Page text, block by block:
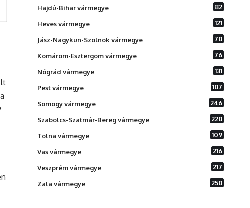
Hajdú-Bihar vármegye 82
Heves vármegye 121
Jász-Nagykun-Szolnok vármegye 78
Komárom-Esztergom vármegye 76
Nógrád vármegye 131
Pest vármegye 187
Somogy vármegye 246
Szabolcs-Szatmár-Bereg vármegye 228
Tolna vármegye 109
Vas vármegye 216
Veszprém vármegye 217
Zala vármegye 258